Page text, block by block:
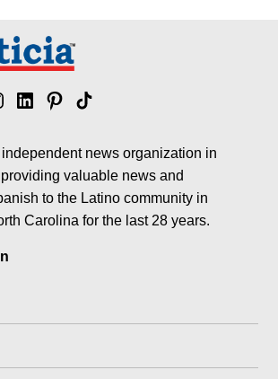
LinkedinPinterest
Tik
news organization in
valuable news and
to the Latino community in
Carolina for the last 28 years.